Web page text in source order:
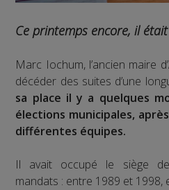
Ce printemps encore, il
Marc Iochum, l’ancien maire
décéder des suites d’une
sa place il y a quelques
élections municipales,
différentes équipes.
Il avait occupé le siège
mandats : entre 1989 et 1998,